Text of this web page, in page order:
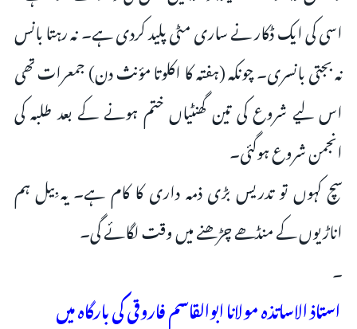
اسی کی ایک ڈکار نے ساری مٹی پلید کردی ہے۔ نہ رہتا بانس
نہ بجتی بانسری۔ چونکہ (ہفتہ کا اکلوتا مؤنث دن) جمعرات تھی
اس لیے شروع کی تین گھنٹیاں ختم ہونے کے بعد طلبہ کی
انجمن شروع ہوگئی۔
سچ کہوں تو تدریس بڑی ذمہ داری کا کام ہے۔ یہ بِیل ہم
اناڑیوں کے منڈھے چڑھنے میں وقت لگائے گی۔
۔
استاذ الاساتذہ مولانا ابوالقاسم فاروقی کی بارگاہ میں